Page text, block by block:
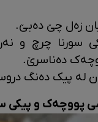
زەل چێ دەبێ.
سورنا چرچ و
دەناسرێ.
له پیک دەنگ
پووچەک و پیکی